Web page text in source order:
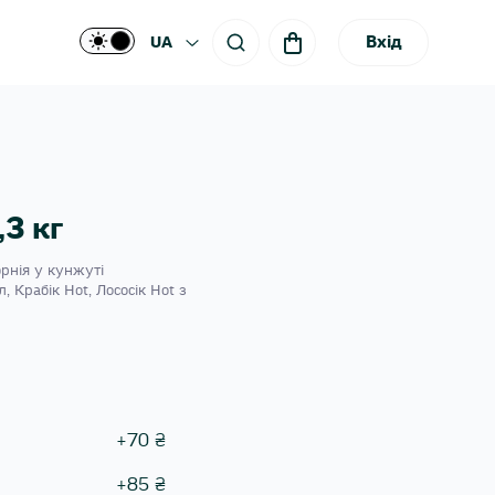
UA Вхід
кг
у кунжуті
Крабік Hot, Лососік Hot з
+ 70 ₴
+85 ₴